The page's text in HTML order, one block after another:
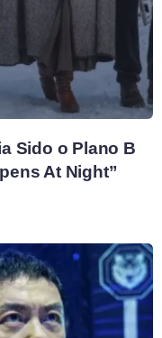
Sido o Plano B
At Night”